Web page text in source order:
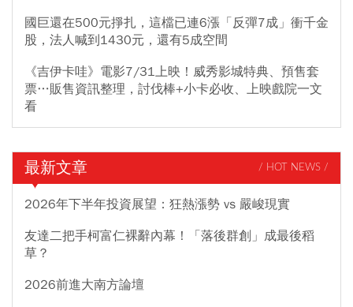
國巨還在500元掙扎，這檔已連6漲「反彈7成」衝千金
股，法人喊到1430元，還有5成空間
《吉伊卡哇》電影7/31上映！威秀影城特典、預售套
票…販售資訊整理，討伐棒+小卡必收、上映戲院一文
看
最新文章 / HOT NEWS /
2026年下半年投資展望：狂熱漲勢 vs 嚴峻現實
友達二把手柯富仁裸辭內幕！「落後群創」成最後稻
草？
2026前進大南方論壇